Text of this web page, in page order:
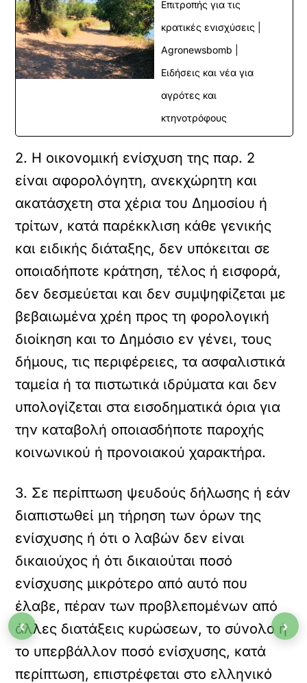
Επιτροπής για τις
κρατικές ενισχύσεις |
Agronewsbomb |
Ειδήσεις και νέα για
αγρότες και
κτηνοτρόφους
2. Η οικονομική ενίσχυση της παρ. 2
είναι αφορολόγητη, ανεκχώρητη και
ακατάσχετη στα χέρια του Δημοσίου ή
τρίτων, κατά παρέκκλιση κάθε γενικής
και ειδικής διάταξης, δεν υπόκειται σε
οποιαδήποτε κράτηση, τέλος ή εισφορά,
δεν δεσμεύεται και δεν συμψηφίζεται με
βεβαιωμένα χρέη προς τη φορολογική
διοίκηση και το Δημόσιο εν γένει, τους
δήμους, τις περιφέρειες, τα ασφαλιστικά
ταμεία ή τα πιστωτικά ιδρύματα και δεν
υπολογίζεται στα εισοδηματικά όρια για
την καταβολή οποιασδήποτε παροχής
κοινωνικού ή προνοιακού χαρακτήρα.
3. Σε περίπτωση ψευδούς δήλωσης ή εάν
διαπιστωθεί μη τήρηση των όρων της
ενίσχυσης ή ότι ο λαβών δεν είναι
δικαιούχος ή ότι δικαιούται ποσό
ενίσχυσης μικρότερο από αυτό που
έλαβε, πέραν των προβλεπομένων από
άλλες διατάξεις κυρώσεων, το σύνολο ή
το υπερβάλλον ποσό ενίσχυσης, κατά
περίπτωση, επιστρέφεται στο ελληνικό
‹ ›